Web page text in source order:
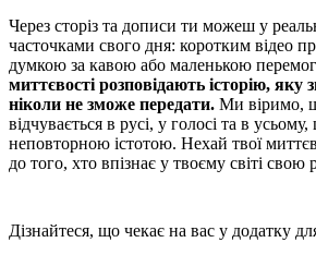
Через сторіз та дописи ти можеш у
часточками свого дня: коротким відео
думкою за кавою або маленькою
миттєвості розповідають історію, яку
ніколи не зможе передати. Ми віримо,
відчувається в русі, у голосі та в
неповторною істотою. Нехай твої
до того, хто впізнає у твоєму світі свою
Дізнайтеся, що чекає на вас у додатку